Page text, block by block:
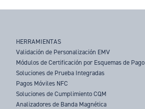
HERRAMIENTAS
Validación de Personalización EMV
Módulos de Certificación por Esquemas de Pago
Soluciones de Prueba Integradas
Pagos Móviles NFC
Soluciones de Cumplimiento CQM
Analizadores de Banda Magnética